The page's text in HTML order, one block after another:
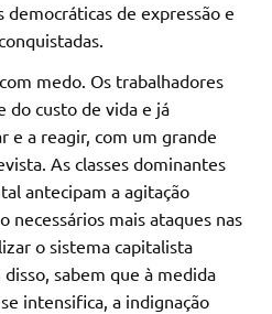
de expressão e
medo. Os trabalhadores
do custo de vida e já
e a reagir, com um grande
As classes dominantes
antecipam a agitação
necessários mais ataques nas
o sistema capitalista
sabem que à medida
intensifica, a indignação